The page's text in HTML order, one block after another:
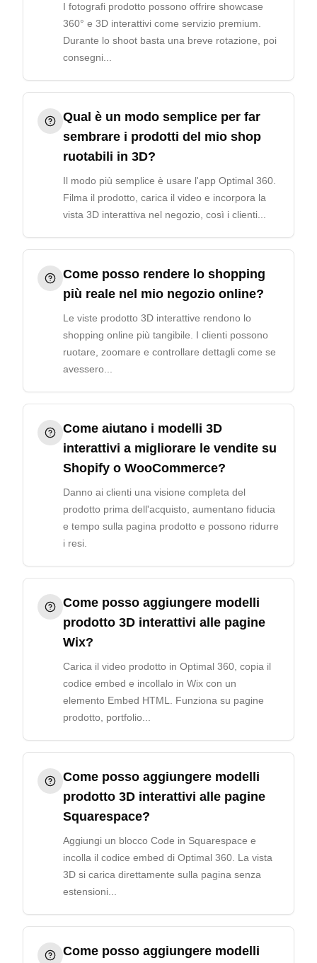
I fotografi prodotto possono offrire showcase
360° e 3D interattivi come servizio premium.
Durante lo shoot basta una breve rotazione, poi
consegni...
Qual è un modo semplice per far
sembrare i prodotti del mio shop
ruotabili in 3D?
Il modo più semplice è usare l'app Optimal 360.
Filma il prodotto, carica il video e incorpora la
vista 3D interattiva nel negozio, così i clienti...
Come posso rendere lo shopping
più reale nel mio negozio online?
Le viste prodotto 3D interattive rendono lo
shopping online più tangibile. I clienti possono
ruotare, zoomare e controllare dettagli come se
avessero...
Come aiutano i modelli 3D
interattivi a migliorare le vendite su
Shopify o WooCommerce?
Danno ai clienti una visione completa del
prodotto prima dell'acquisto, aumentano fiducia
e tempo sulla pagina prodotto e possono ridurre
i resi.
Come posso aggiungere modelli
prodotto 3D interattivi alle pagine
Wix?
Carica il video prodotto in Optimal 360, copia il
codice embed e incollalo in Wix con un
elemento Embed HTML. Funziona su pagine
prodotto, portfolio...
Come posso aggiungere modelli
prodotto 3D interattivi alle pagine
Squarespace?
Aggiungi un blocco Code in Squarespace e
incolla il codice embed di Optimal 360. La vista
3D si carica direttamente sulla pagina senza
estensioni...
Come posso aggiungere modelli